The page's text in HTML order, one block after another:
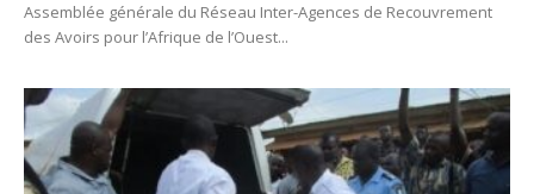
Assemblée générale du Réseau Inter-Agences de Recouvrement
des Avoirs pour l’Afrique de l’Ouest...